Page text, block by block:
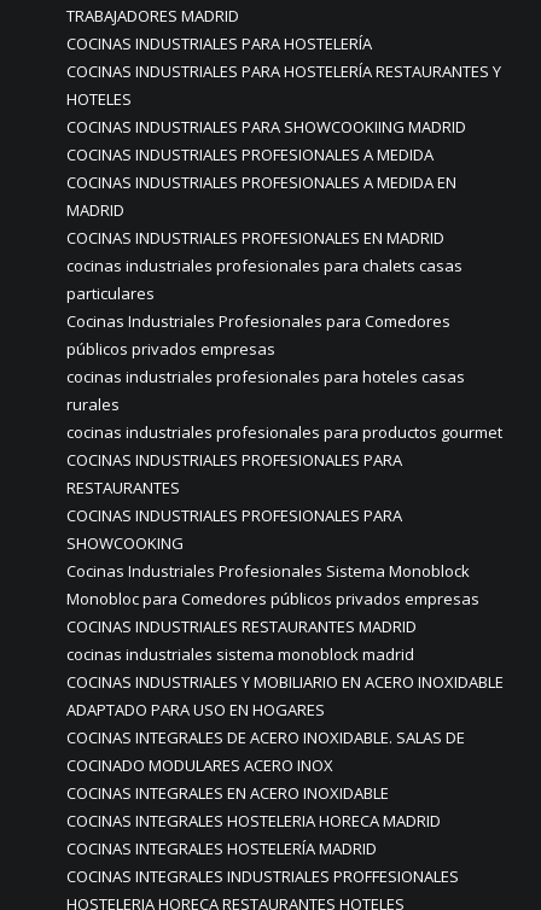
TRABAJADORES MADRID
COCINAS INDUSTRIALES PARA HOSTELERÍA
COCINAS INDUSTRIALES PARA HOSTELERÍA RESTAURANTES Y
HOTELES
COCINAS INDUSTRIALES PARA SHOWCOOKIING MADRID
COCINAS INDUSTRIALES PROFESIONALES A MEDIDA
COCINAS INDUSTRIALES PROFESIONALES A MEDIDA EN
MADRID
COCINAS INDUSTRIALES PROFESIONALES EN MADRID
cocinas industriales profesionales para chalets casas
particulares
Cocinas Industriales Profesionales para Comedores
públicos privados empresas
cocinas industriales profesionales para hoteles casas
rurales
cocinas industriales profesionales para productos gourmet
COCINAS INDUSTRIALES PROFESIONALES PARA
RESTAURANTES
COCINAS INDUSTRIALES PROFESIONALES PARA
SHOWCOOKING
Cocinas Industriales Profesionales Sistema Monoblock
Monobloc para Comedores públicos privados empresas
COCINAS INDUSTRIALES RESTAURANTES MADRID
cocinas industriales sistema monoblock madrid
COCINAS INDUSTRIALES Y MOBILIARIO EN ACERO INOXIDABLE
ADAPTADO PARA USO EN HOGARES
COCINAS INTEGRALES DE ACERO INOXIDABLE. SALAS DE
COCINADO MODULARES ACERO INOX
COCINAS INTEGRALES EN ACERO INOXIDABLE
COCINAS INTEGRALES HOSTELERIA HORECA MADRID
COCINAS INTEGRALES HOSTELERÍA MADRID
COCINAS INTEGRALES INDUSTRIALES PROFFESIONALES
HOSTELERIA HORECA RESTAURANTES HOTELES